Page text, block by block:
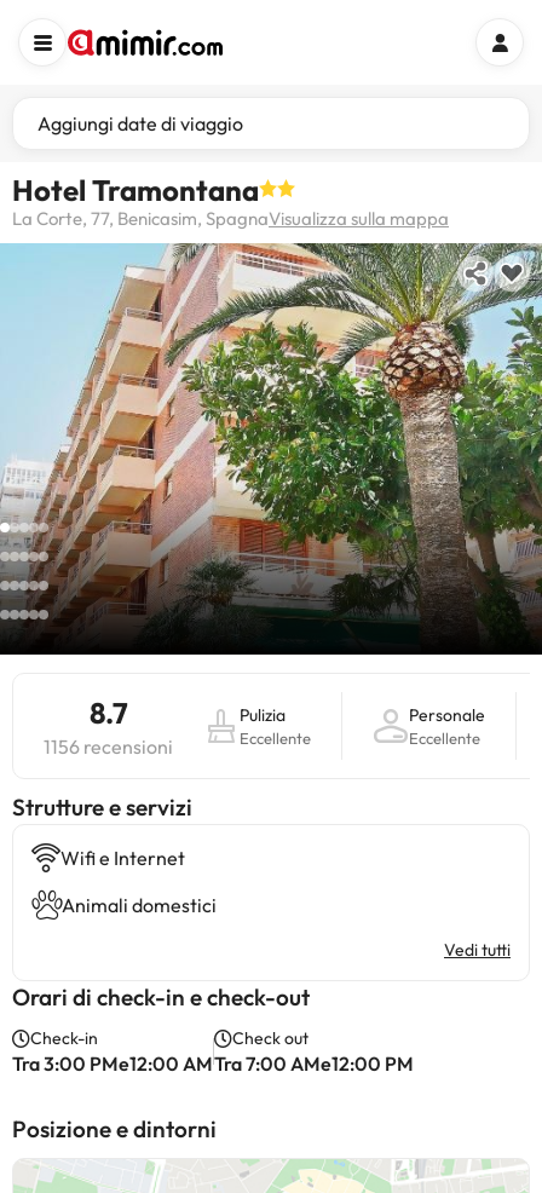
Aggiungi date di viaggio
Hotel Tramontana
La Corte, 77, Benicasim, SpagnaVisualizza sulla mappa
8.7
1156 recensioni
Pulizia
Eccellente
Personale
Eccellente
​Strutture e servizi
Wifi e Internet
Animali domestici
Vedi tutti
Orari di check-in e check-out
Check-in
Tra 3:00 PMe12:00 AM
Check out
Tra 7:00 AMe12:00 PM
Posizione e dintorni